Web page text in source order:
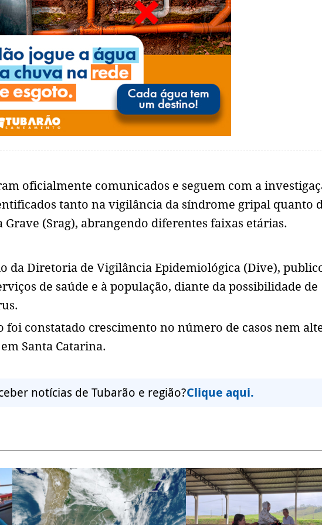
oficialmente comunicados e seguem com a
tanto na vigilância da síndrome gripal quanto
(Srag), abrangendo diferentes faixas etárias.
da Diretoria de Vigilância Epidemiológica (Dive),
de saúde e à população, diante da possibilidade de
foi constatado crescimento no número de casos nem
Santa Catarina.
notícias de Tubarão e região?Clique aqui.